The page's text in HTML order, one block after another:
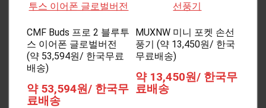
CMF Buds 프로 2 블루투
스 이어폰 글로벌버전
(약 53,594원/ 한국무료
배송)
약 53,594원/ 한국무
료배송
MUXNW 미니 포켓 손선
풍기 (약 13,450원/ 한국
무료배송)
약 13,450원/ 한국무
료배송